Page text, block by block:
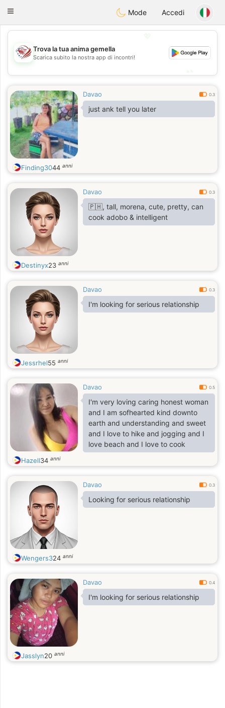
StatesDating
Toggle
Mode Accedi
💖
💕
Trova la tua anima gemella
Scarica subito la nostra app di incontri!
Davao 0.3
just ank tell you later
Finding3044 anni
Davao 0.3
🇵🇭, tall, morena, cute, pretty, can
cook adobo & intelligent
Destinyx23 anni
Davao 0.3
I'm looking for serious relationship
Jessrhel55 anni
Davao 0.5
I'm very loving caring honest woman
and I am sofhearted kind downto
earth and understanding and sweet
and I love to hike and jogging and I
love beach and I love to cook
Hazell34 anni
Davao 0.3
Looking for serious relationship
Wengers324 anni
Davao 0.4
I'm looking for serious relationship
Jasslyn20 anni